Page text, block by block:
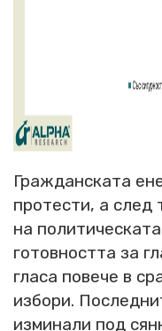
Гражданската
протести, а след
на
готовността за
гласа повече в
избори.
изминали под